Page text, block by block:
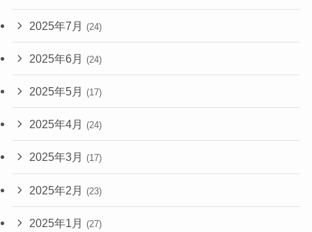
2025年7月 (24)
2025年6月 (24)
2025年5月 (17)
2025年4月 (24)
2025年3月 (17)
2025年2月 (23)
2025年1月 (27)